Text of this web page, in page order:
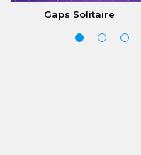
Gaps Solitaire